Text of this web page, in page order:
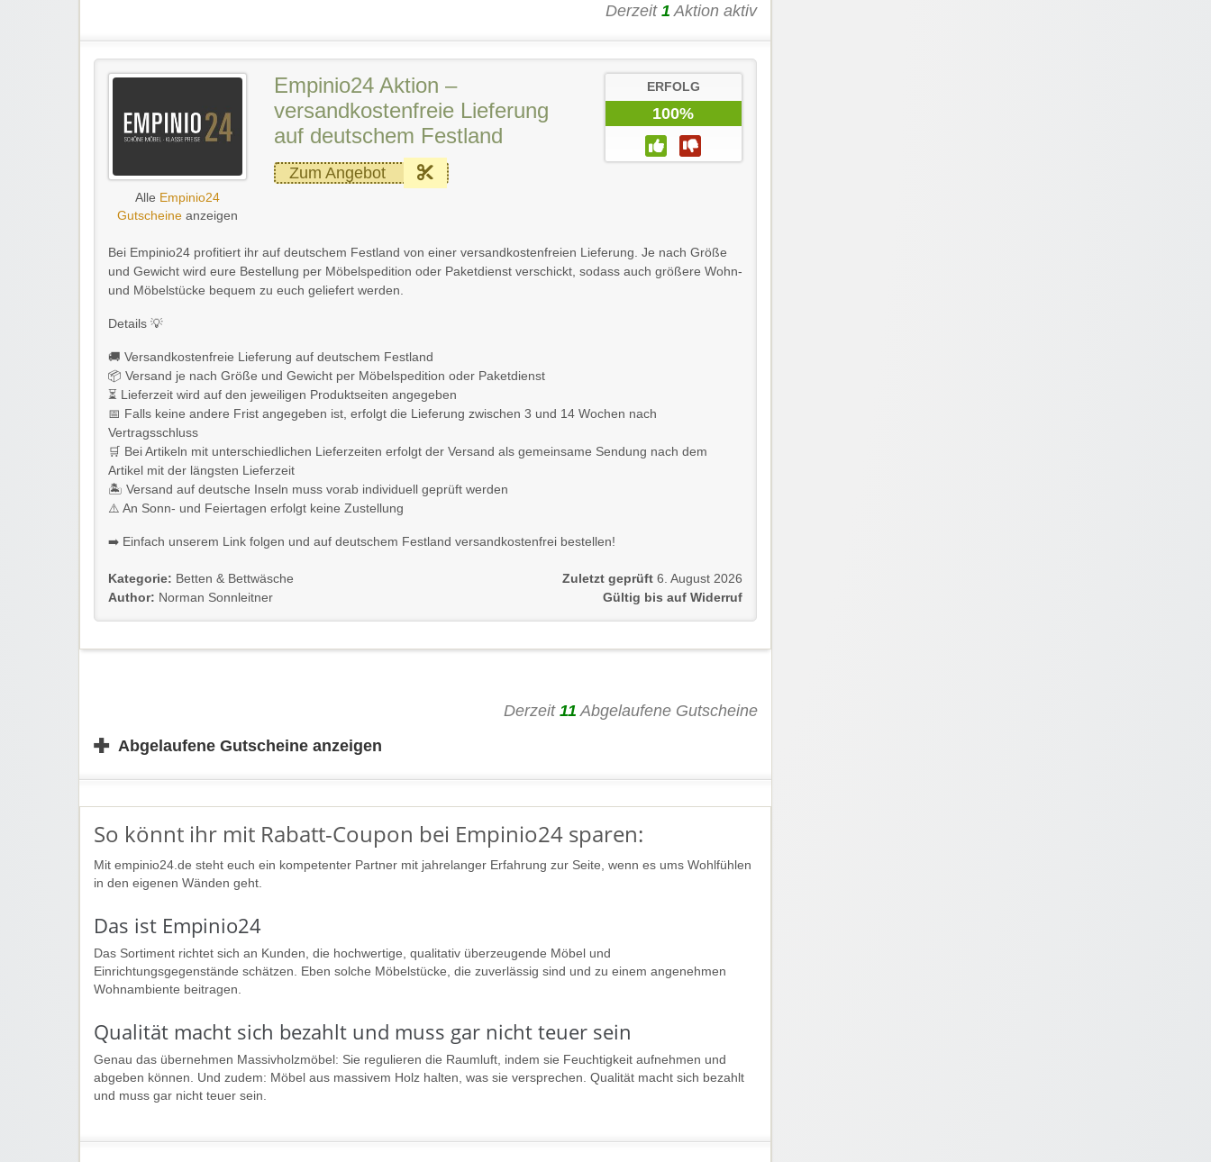
Derzeit 1 Aktion aktiv
Alle Empinio24
Gutscheineanzeigen
Empinio24 Aktion –
versandkostenfreie Lieferung
auf deutschem Festland
Zum Angebot
ERFOLG
100%
Bei Empinio24 profitiert ihr auf deutschem Festland von einer versandkostenfreien Lieferung. Je nach Größe
und Gewicht wird eure Bestellung per Möbelspedition oder Paketdienst verschickt, sodass auch größere Wohn-
und Möbelstücke bequem zu euch geliefert werden.
Details 💡
🚚 Versandkostenfreie Lieferung auf deutschem Festland
📦 Versand je nach Größe und Gewicht per Möbelspedition oder Paketdienst
⏳ Lieferzeit wird auf den jeweiligen Produktseiten angegeben
📅 Falls keine andere Frist angegeben ist, erfolgt die Lieferung zwischen 3 und 14 Wochen nach
Vertragsschluss
🛒 Bei Artikeln mit unterschiedlichen Lieferzeiten erfolgt der Versand als gemeinsame Sendung nach dem
Artikel mit der längsten Lieferzeit
🏝️ Versand auf deutsche Inseln muss vorab individuell geprüft werden
⚠️ An Sonn- und Feiertagen erfolgt keine Zustellung
➡️ Einfach unserem Link folgen und auf deutschem Festland versandkostenfrei bestellen!
Kategorie: Betten & Bettwäsche
Author: Norman Sonnleitner
Zuletzt geprüft 6. August 2026
Gültig bis auf Widerruf
Derzeit 11 Abgelaufene Gutscheine
✚ Abgelaufene Gutscheine anzeigen
So könnt ihr mit Rabatt-Coupon bei Empinio24 sparen:
Mit empinio24.de steht euch ein kompetenter Partner mit jahrelanger Erfahrung zur Seite, wenn es ums Wohlfühlen
in den eigenen Wänden geht.
Das ist Empinio24
Das Sortiment richtet sich an Kunden, die hochwertige, qualitativ überzeugende Möbel und
Einrichtungsgegenstände schätzen. Eben solche Möbelstücke, die zuverlässig sind und zu einem angenehmen
Wohnambiente beitragen.
Qualität macht sich bezahlt und muss gar nicht teuer sein
Genau das übernehmen Massivholzmöbel: Sie regulieren die Raumluft, indem sie Feuchtigkeit aufnehmen und
abgeben können. Und zudem: Möbel aus massivem Holz halten, was sie versprechen. Qualität macht sich bezahlt
und muss gar nicht teuer sein.